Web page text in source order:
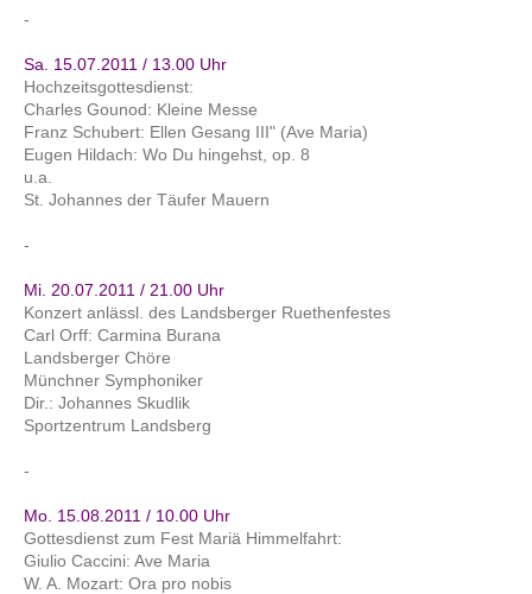
-
Sa. 15.07.2011 / 13.00 Uhr
Hochzeitsgottesdienst:
Charles Gounod: Kleine Messe
Franz Schubert: Ellen Gesang III" (Ave Maria)
Eugen Hildach: Wo Du hingehst, op. 8
u.a.
St. Johannes der Täufer Mauern
-
Mi. 20.07.2011 / 21.00 Uhr
Konzert anlässl. des Landsberger Ruethenfestes
Carl Orff: Carmina Burana
Landsberger Chöre
Münchner Symphoniker
Dir.: Johannes Skudlik
Sportzentrum Landsberg
-
Mo. 15.08.2011 / 10.00 Uhr
Gottesdienst zum Fest Mariä Himmelfahrt:
Giulio Caccini: Ave Maria
W. A. Mozart: Ora pro nobis